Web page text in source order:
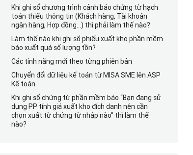
Khi ghi sổ chương trình cảnh báo chứng từ hạch
toán thiếu thông tin (Khách hàng, Tài khoản
ngân hàng, Hợp đồng…) thì phải làm thế nào?
Làm thế nào khi ghi sổ phiếu xuất kho phần mềm
báo xuất quá số lượng tồn?
Các tính năng mới theo từng phiên bản
Chuyển đổi dữ liệu kế toán từ MISA SME lên ASP
Kế toán
Khi ghi sổ chứng từ phần mềm báo “Bạn đang sử
dụng PP tính giá xuất kho đích danh nên cần
chọn xuất từ chứng từ nhập nào” thì làm thế
nào?